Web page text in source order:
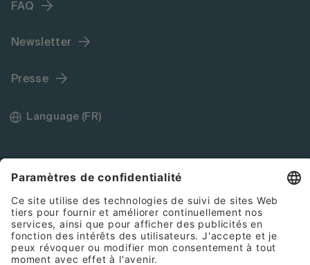
FAQ
Newsletter
Presse
Language (FR)
Mentions légales Conditions générales de vente